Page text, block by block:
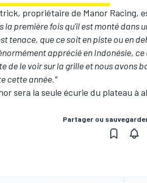
propriétaire de Manor Racing,
la première fois qu'il est monté dans
tenace, que ce soit en piste ou en
apprécié en Indonésie,
de le voir sur la grille et nous avons
cette année."
sera la seule écurie du plateau à
Partager ou